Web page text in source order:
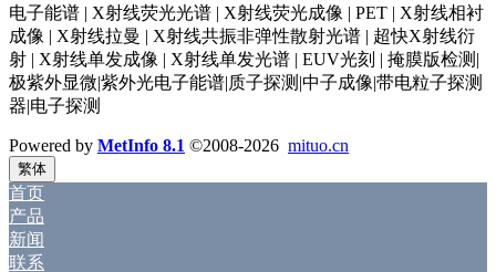
电子能谱 | X射线荧光光谱 | X射线荧光成像 | PET | X射线相衬
成像 | X射线拉曼 | X射线共振非弹性散射光谱 | 超快X射线衍
射 | X射线单发成像 | X射线单发光谱 | EUV光刻 | 掩膜版检测|
极紫外显微|紫外光电子能谱|质子探测|中子成像|带电粒子探测
器|电子探测
Powered by MetInfo 8.1 ©2008-2026 mituo.cn
繁体
首页
产品
新闻
联系